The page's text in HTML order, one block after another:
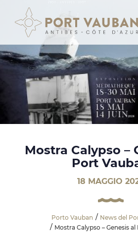
Mostra Calypso –
Port
18 MAGGIO
Porto Vauban
News del
Mostra Calypso – Genesis